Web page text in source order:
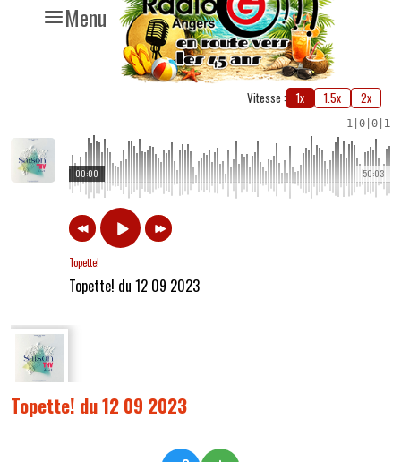
Menu
Vitesse : 1x 1.5x 2x
1 0 0 1
50:03
00:00
Topette!
Topette! du 12 09 2023
Topette! du 12 09 2023